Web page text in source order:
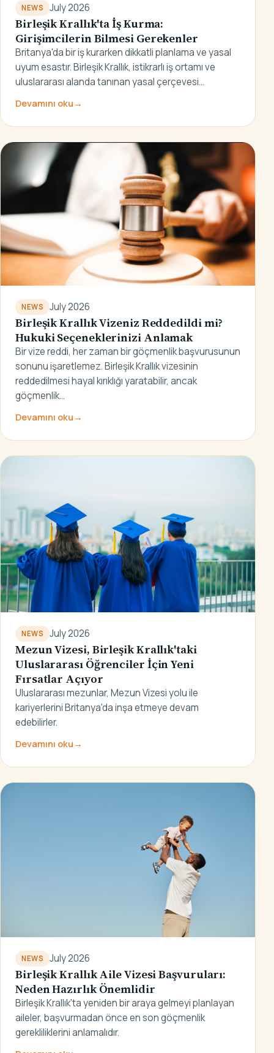
NEWS July 2026
Birleşik Krallık'ta İş Kurma:
Girişimcilerin Bilmesi Gerekenler
Britanya'da bir iş kurarken dikkatli planlama ve yasal
uyum esastır. Birleşik Krallık, istikrarlı iş ortamı ve
uluslararası alanda tanınan yasal çerçevesi…
Devamını oku →
NEWS July 2026
Birleşik Krallık Vizeniz Reddedildi mi?
Hukuki Seçeneklerinizi Anlamak
Bir vize reddi, her zaman bir göçmenlik başvurusunun
sonunu işaretlemez. Birleşik Krallık vizesinin
reddedilmesi hayal kırıklığı yaratabilir, ancak
göçmenlik…
Devamını oku →
NEWS July 2026
Mezun Vizesi, Birleşik Krallık'taki
Uluslararası Öğrenciler İçin Yeni
Fırsatlar Açıyor
Uluslararası mezunlar, Mezun Vizesi yolu ile
kariyerlerini Britanya'da inşa etmeye devam
edebilirler.
Devamını oku →
NEWS July 2026
Birleşik Krallık Aile Vizesi Başvuruları:
Neden Hazırlık Önemlidir
Birleşik Krallık'ta yeniden bir araya gelmeyi planlayan
aileler, başvurmadan önce en son göçmenlik
gerekliliklerini anlamalıdır.